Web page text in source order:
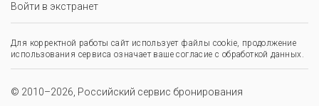
Войти в экстранет
Для корректной работы сайт использует файлы cookie, продолжение
использования сервиса означает ваше согласие с обработкой данных.
© 2010–2026, Российский сервис бронирования